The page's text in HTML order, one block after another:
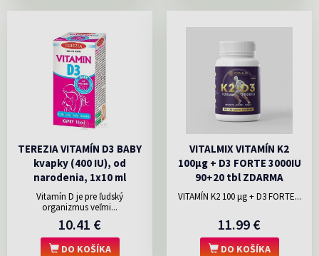
TEREZIA VITAMÍN D3 BABY
kvapky (400 IU), od
narodenia, 1x10 ml
Vitamín D je pre ľudský
organizmus veľmi...
10.41 €
DO KOŠÍKA
VITALMIX VITAMÍN K2
100µg + D3 FORTE 3000IU
90+20 tbl ZDARMA
VITAMÍN K2 100 μg + D3 FORTE...
11.99 €
DO KOŠÍKA